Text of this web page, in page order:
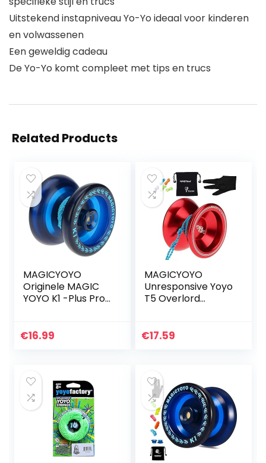
Uitstekend instapniveau Yo-Yo ideaal voor kinderen
en volwassenen
Een geweldig cadeau
De Yo-Yo komt compleet met tips en trucs
Related Products
MAGICYOYO
Originele MAGIC
YOYO K1 -Plus Pro
Beginners Yoyos
€16.99
MAGICYOYO
Unresponsive Yoyo
T5 Overlord
Yos Yoyo Ballen
€17.59